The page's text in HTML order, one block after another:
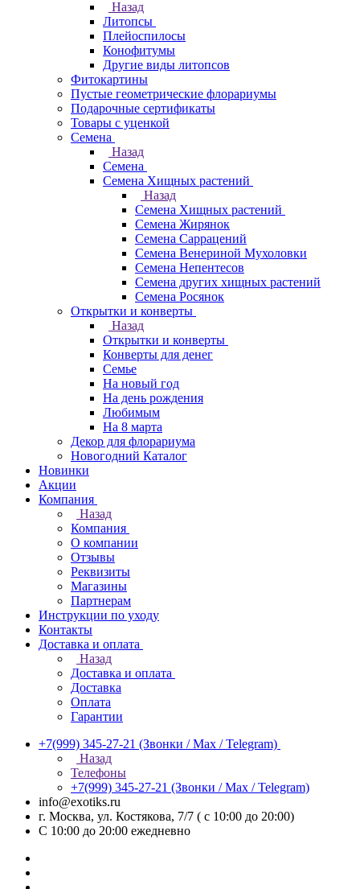
Назад
Литопсы
Плейоспилосы
Конофитумы
Другие виды литопсов
Фитокартины
Пустые геометрические флорариумы
Подарочные сертификаты
Товары с уценкой
Семена
Назад
Семена
Семена Хищных растений
Назад
Семена Хищных растений
Семена Жирянок
Семена Саррацений
Семена Венериной Мухоловки
Семена Непентесов
Семена других хищных растений
Семена Росянок
Открытки и конверты
Назад
Открытки и конверты
Конверты для денег
Семье
На новый год
На день рождения
Любимым
На 8 марта
Декор для флорариума
Новогодний Каталог
Новинки
Акции
Компания
Назад
Компания
О компании
Отзывы
Реквизиты
Магазины
Партнерам
Инструкции по уходу
Контакты
Доставка и оплата
Назад
Доставка и оплата
Доставка
Оплата
Гарантии
+7(999) 345-27-21 (Звонки / Max / Telegram)
Назад
Телефоны
+7(999) 345-27-21 (Звонки / Max / Telegram)
info@exotiks.ru
г. Москва, ул. Костякова, 7/7 ( с 10:00 до 20:00)
С 10:00 до 20:00 ежедневно